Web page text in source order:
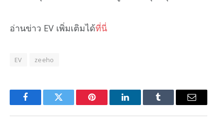
อ่านข่าว EV เพิ่มเติมได้ที่นี่
EV zeeho
FacebookTwitter Pinterest LinkedInTumblr Email